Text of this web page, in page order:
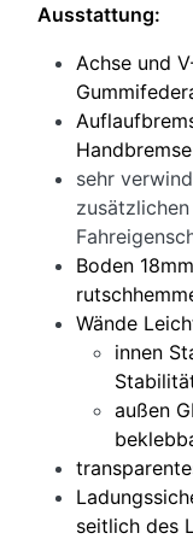
Ausstattung:
Achse und
sehr
Boden
Wände
innen
außen
seitlich des